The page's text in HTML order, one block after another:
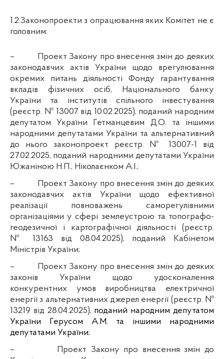
1.2.Законопроекти з опрацювання яких Комітет не є
головним:
–
Проект Закону про внесення змін до деяких
законодавчих актів України щодо врегулювання
окремих питань діяльності Фонду гарантування
вкладів фізичних осіб, Національного банку
України та інститутів спільного інвестування
(реєстр. № 13007 від 10.02.2025), поданий народним
депутатом України Гетманцевим Д.О. та іншими
народними депутатами України та альтернативний
до нього законопроект реєстр. № 13007-1 від
27.02.2025, поданий народними депутатами України
Южаніною Н.П., Ніколаєнком А.І.;
–
Проект Закону про внесення змін до деяких
законодавчих актів України щодо ефективної
реалізації повноважень саморегулівними
організаціями у сфері землеустрою та топографо-
геодезичної і картографічної діяльності (реєстр.
№ 13163 від 08.04.2025), поданий Кабінетом
Міністрів України;
–
Проект Закону про внесення змін до деяких
законів України щодо удосконалення
конкурентних умов виробництва електричної
енергії з альтернативних джерел енергії (реєстр. №
13219 від 28.04.2025), поданий народним депутатом
України Герусом А.М. та іншими народними
депутатами України;
–
Проект Закону про внесення змін до